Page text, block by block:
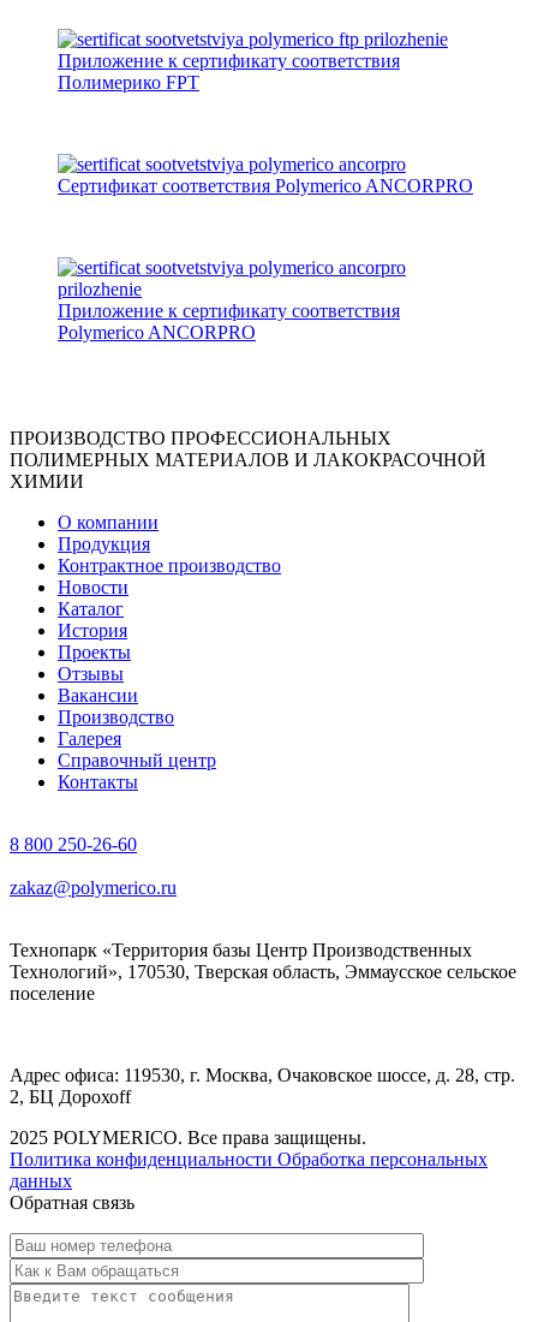
Приложение к сертификату соответствия
Полимерико FPT
Сертификат соответствия Polymerico ANCORPRO
Приложение к сертификату соответствия
Polymerico ANCORPRO
ПРОИЗВОДСТВО ПРОФЕССИОНАЛЬНЫХ
ПОЛИМЕРНЫХ МАТЕРИАЛОВ И ЛАКОКРАСОЧНОЙ
ХИМИИ
О компании
Продукция
Контрактное производство
Новости
Каталог
История
Проекты
Отзывы
Вакансии
Производство
Галерея
Справочный центр
Контакты
8 800 250-26-60
zakaz@polymerico.ru
Технопарк «Территория базы Центр Производственных
Технологий», 170530, Тверская область, Эммаусское сельское
поселение
Адрес офиса: 119530, г. Москва, Очаковское шоссе, д. 28, стр.
2, БЦ Дорохоff
2025 POLYMERICO. Все права защищены.
Политика конфиденциальности Обработка персональных
данных
Обратная связь